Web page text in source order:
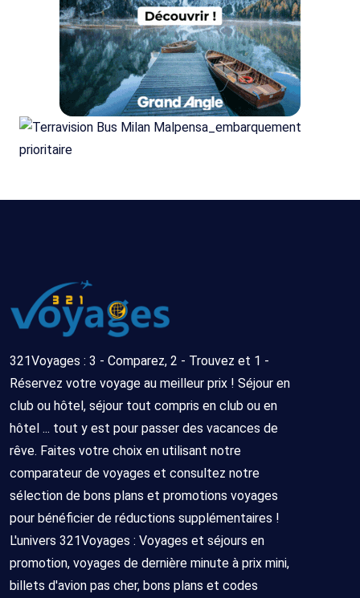
321Voyages : 3 - Comparez, 2 - Trouvez et 1 -
Réservez votre voyage au meilleur prix ! Séjour en
club ou hôtel, séjour tout compris en club ou en
hôtel ... tout y est pour passer des vacances de
rêve. Faites votre choix en utilisant notre
comparateur de voyages et consultez notre
sélection de bons plans et promotions voyages
pour bénéficier de réductions supplémentaires !
L'univers 321Voyages : Voyages et séjours en
promotion, voyages de dernière minute à prix mini,
billets d'avion pas cher, bons plans et codes